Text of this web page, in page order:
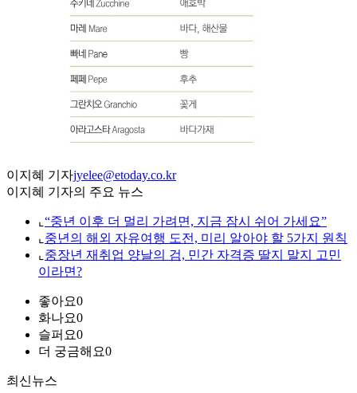
이지혜 기자jyelee@etoday.co.kr
이지혜 기자의 주요 뉴스
⌞ “중년 이후 더 멀리 가려면, 지금 잠시 쉬어 가세요”
⌞ 중년의 해외 자유여행 도전, 미리 알아야 할 5가지 원칙
⌞ 중장년 재취업 양날의 검, 민간 자격증 딸지 말지 고민
이라면?
좋아요0
화나요0
슬퍼요0
더 궁금해요0
최신뉴스